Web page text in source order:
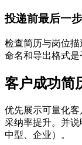
投递前最后一
检查简历与岗位
命名和导出格式是
客户成功简
优先展示可量化
采纳率提升。并说
中型、企业）。